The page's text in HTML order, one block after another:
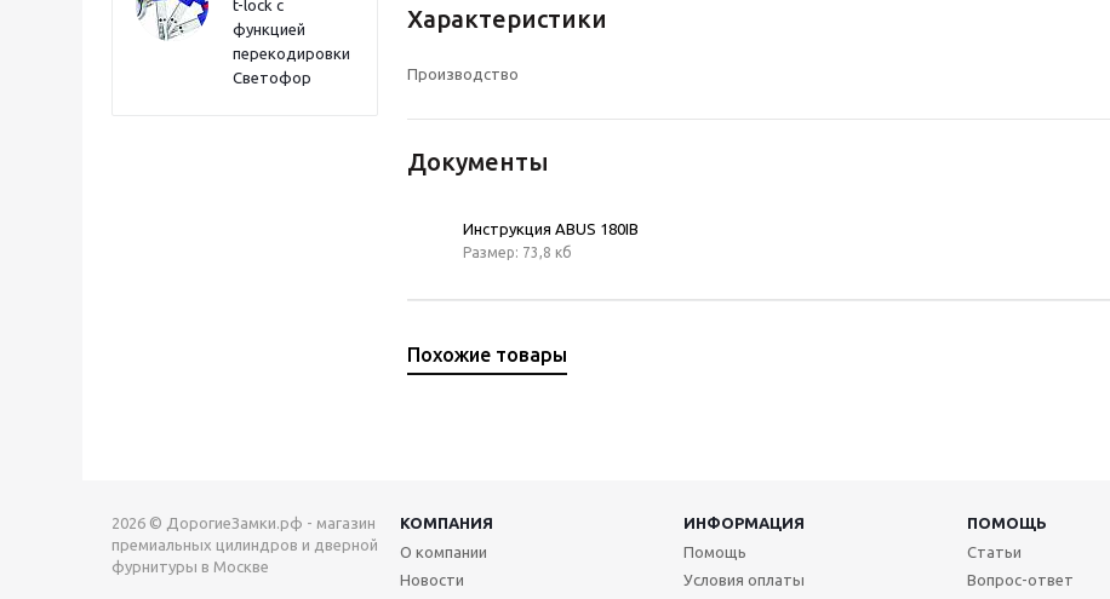
t-lock с
функцией
перекодировки
Светофор
Характеристики
Производство
Документы
Инструкция ABUS 180IB
Размер: 73,8 кб
Похожие товары
2026 © ДорогиеЗамки.рф - магазин
премиальных цилиндров и дверной
фурнитуры в Москве
КОМПАНИЯ ИНФОРМАЦИЯ
ПОМОЩЬ
О компании
Новости
Помощь
Условия оплаты
Статьи
Вопрос-ответ